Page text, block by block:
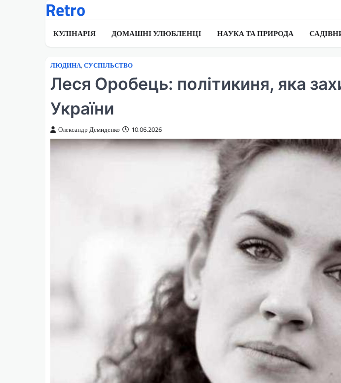
Retro
КУЛІНАРІЯ ДОМАШНІ УЛЮБЛЕНЦІ НАУКА ТА ПРИРОДА
ЛЮДИНА, СУСПІЛЬСТВО
Леся Оробець: політикиня, яка
України
Олександр Демиденко 10.06.2026